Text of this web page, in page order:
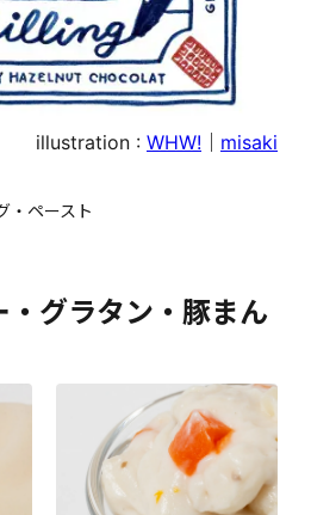
illustration : WHW! misaki
・ペースト
・グラタン・豚まん